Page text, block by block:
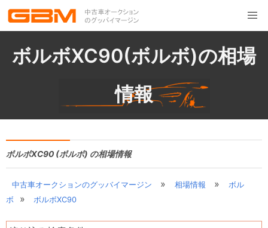
ボルボXC90(ボルボ)の相場
情報
ボルボXC90 (ボルボ) の相場情報
中古車オークションのグッバイマージン » 相場情報 »
ボル
ボ
» ボルボXC90